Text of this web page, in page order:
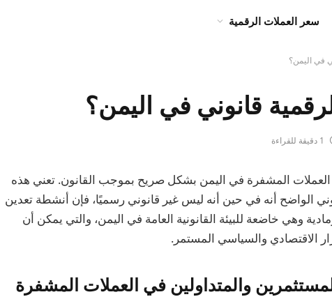
سعر العملات الرقمية
في اليمن؟
قانوني في اليمن؟
تنظيم تعدين العملات المشفرة في اليمن بشكل صريح بموجب القانون. تعني هذه
الواضح أنه في حين أنه ليس غير قانوني رسميًا، فإن أنشطة تعدين
وهي خاضعة للبيئة القانونية العامة في اليمن، والتي يمكن أن
الاقتصادي والسياسي المستمر.
والمتداولين في العملات المشفرة